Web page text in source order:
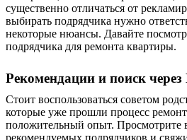
существенно отличаться от
выбирать подрядчика нужно
некоторые нюансы. Давайте
подрядчика для ремонта квартиры.
Рекомендации и поиск через
Стоит воспользоваться советом
которые уже прошли процесс
положительный опыт. Просмотрите
рекомендуемых подрядчиков и